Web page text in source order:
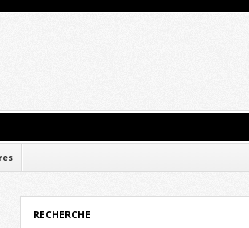
RECHERCHE